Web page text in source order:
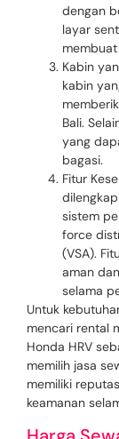
dengan
layar
Kabin
kabin
Bali.
yang
bagasi.
Fitur
sistem
force
(VSA).
aman
selama
Untuk
mencari rental
Honda HRV
memilih jasa
memiliki
keamanan